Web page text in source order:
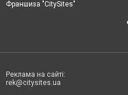
Франшиза "CitySites"
Реклама на сайті:
rek@citysites.ua